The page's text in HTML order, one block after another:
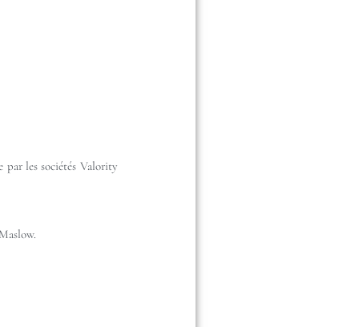
par les sociétés Valority